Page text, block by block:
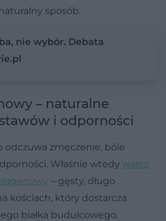
sposób.
nie wybór. Debata
– naturalne
i odporności
odczuwa zmęczenie, bóle
Właśnie wtedy warto
– gęsty, długo
kościach, który dostarcza
białka budulcowego.